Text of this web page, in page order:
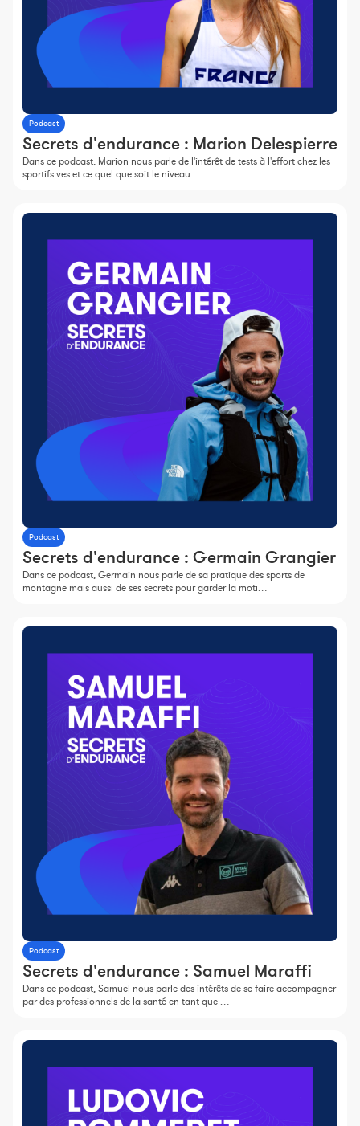
Podcast
Secrets d'endurance : Marion Delespierre
Dans ce podcast, Marion nous parle de l'intérêt de tests à l'effort chez les
sportifs.ves et ce quel que soit le niveau…
Podcast
Secrets d'endurance : Germain Grangier
Dans ce podcast, Germain nous parle de sa pratique des sports de
montagne mais aussi de ses secrets pour garder la moti…
Podcast
Secrets d'endurance : Samuel Maraffi
Dans ce podcast, Samuel nous parle des intérêts de se faire accompagner
par des professionnels de la santé en tant que …